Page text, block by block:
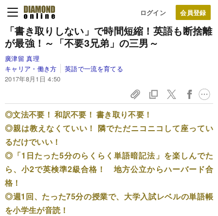
ログイン
「書き取りしない」で時間短縮！ 英語も断捨離
が最強！ ～「不要3兄弟」の三男～
廣津留 真理
キャリア・働き方
英語で一流を育てる
2017年8月1日 4:50
◎文法不要！ 和訳不要！ 書き取り不要！
◎親は教えなくていい！ 隣でただニコニコして座ってい
るだけでいい！
◎「1日たった5分のらくらく単語暗記法」を楽しんでた
ら、小2で英検準2級合格！ 地方公立からハーバード合
格！
◎週1回、たった75分の授業で、大学入試レベルの単語帳
を小学生が音読！